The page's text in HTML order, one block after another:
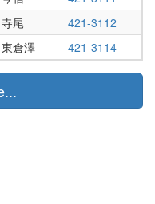
尾
421-3112
倉澤 421-3114